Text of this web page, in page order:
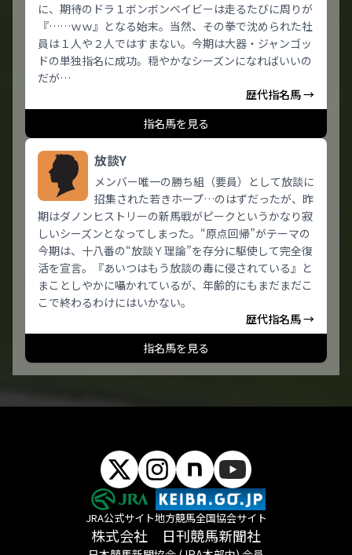
に、期待のドラ１ボンボンベイビーは走るたびに周りが
『……ｗｗ』となる始末。当然、その拳で沈められた社
員は１人や２人ではすまない。今期は大器・ジャンゴッ
ドの単独指名に成功。穏やかなシーズンになればいいの
だが…
歴代指名馬 →
指名馬を見る
放談Y
メンバー唯一の勝ち組（要員）として放談に
招集された若きホープ…のはずだったが、昨
期はダノンヒストリーの新馬戦がピークというかなり寂
しいシーズンとなってしまった。“原点回帰”がテーマの
今期は、十八番の“放談Ｙ理論”を存分に駆使して完全復
活を宣言。『あいつはもう放談の毒に侵されている』と
まことしやかに囁かれているが、年齢的にもまだまだこ
こで終わるわけにはいかない。
歴代指名馬 →
指名馬を見る
JRA公式サイト地方競馬全国協会サイト
株式会社 日刊競馬新聞社